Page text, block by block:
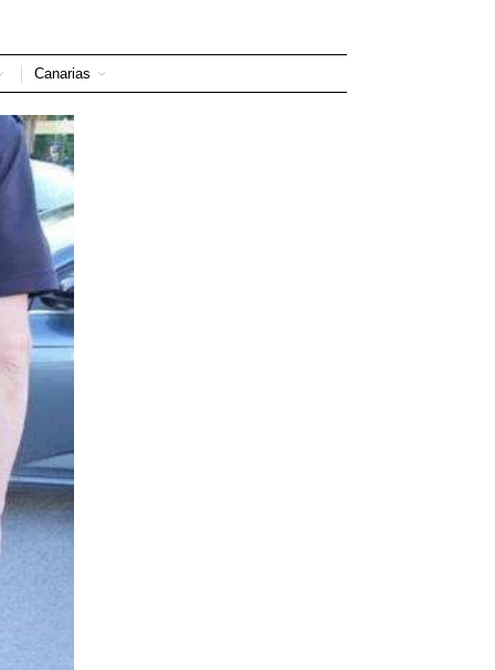
Canarias